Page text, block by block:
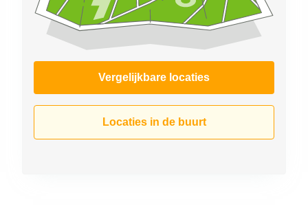
Bedrijfsruimte
Huren in
Nijmegen
Vergelijkbare locaties
Locaties in de buurt